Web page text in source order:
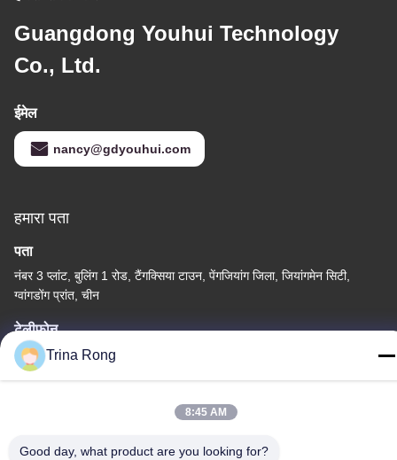
Guangdong Youhui Technology
Co., Ltd.
ईमेल
nancy@gdyouhui.com
हमारा पता
पता
नंबर 3 प्लांट, बुलिंग 1 रोड, टैंगक्सिया टाउन, पेंगजियांग जिला, जियांगमेन सिटी,
ग्वांगडोंग प्रांत, चीन
टेलीफोन
86-0750-3210960
Trina Rong
8:45 AM
Good day, what product are you looking for?